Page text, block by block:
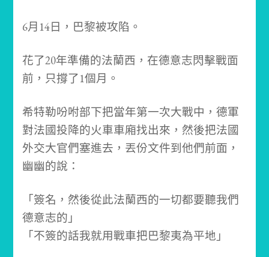
6月14日，巴黎被攻陷。
花了20年準備的法蘭西，在德意志閃擊戰面
前，只撐了1個月。
希特勒吩咐部下把當年第一次大戰中，德軍
對法國投降的火車車廂找出來，然後把法國
外交大官們塞進去，丟份文件到他們前面，
幽幽的說：
「簽名，然後從此法蘭西的一切都要聽我們
德意志的」
「不簽的話我就用戰車把巴黎夷為平地」